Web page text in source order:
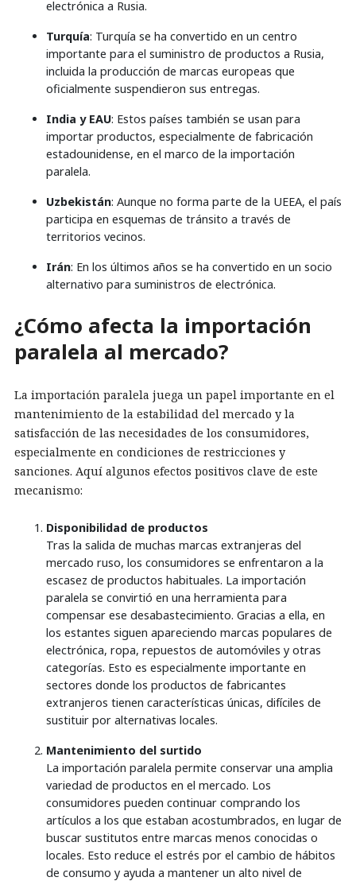
electrónica a Rusia.
Turquía: Turquía se ha convertido en un centro
importante para el suministro de productos a Rusia,
incluida la producción de marcas europeas que
oficialmente suspendieron sus entregas.
India y EAU: Estos países también se usan para
importar productos, especialmente de fabricación
estadounidense, en el marco de la importación
paralela.
Uzbekistán: Aunque no forma parte de la UEEA, el país
participa en esquemas de tránsito a través de
territorios vecinos.
Irán: En los últimos años se ha convertido en un socio
alternativo para suministros de electrónica.
¿Cómo afecta la importación
paralela al mercado?
La importación paralela juega un papel importante en el
mantenimiento de la estabilidad del mercado y la
satisfacción de las necesidades de los consumidores,
especialmente en condiciones de restricciones y
sanciones. Aquí algunos efectos positivos clave de este
mecanismo:
Disponibilidad de productos
Tras la salida de muchas marcas extranjeras del
mercado ruso, los consumidores se enfrentaron a la
escasez de productos habituales. La importación
paralela se convirtió en una herramienta para
compensar ese desabastecimiento. Gracias a ella, en
los estantes siguen apareciendo marcas populares de
electrónica, ropa, repuestos de automóviles y otras
categorías. Esto es especialmente importante en
sectores donde los productos de fabricantes
extranjeros tienen características únicas, difíciles de
sustituir por alternativas locales.
Mantenimiento del surtido
La importación paralela permite conservar una amplia
variedad de productos en el mercado. Los
consumidores pueden continuar comprando los
artículos a los que estaban acostumbrados, en lugar de
buscar sustitutos entre marcas menos conocidas o
locales. Esto reduce el estrés por el cambio de hábitos
de consumo y ayuda a mantener un alto nivel de